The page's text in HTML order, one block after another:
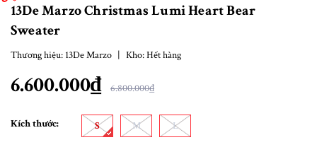
13De Marzo Christmas Lumi Heart Bear
Sweater
Thương hiệu: 13De Marzo | Kho:Hết hàng
6.600.000₫ 6.800.000₫
Kích thước: S M L